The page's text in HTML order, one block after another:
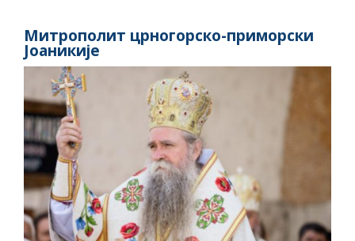
Митрополит црногорско-приморски
Јоаникије